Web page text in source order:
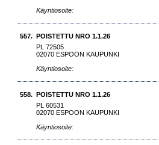
Käyntiosoite:
557. POISTETTU NRO 1.1.26
PL 72505
02070 ESPOON KAUPUNKI
Käyntiosoite:
558. POISTETTU NRO 1.1.26
PL 60531
02070 ESPOON KAUPUNKI
Käyntiosoite: